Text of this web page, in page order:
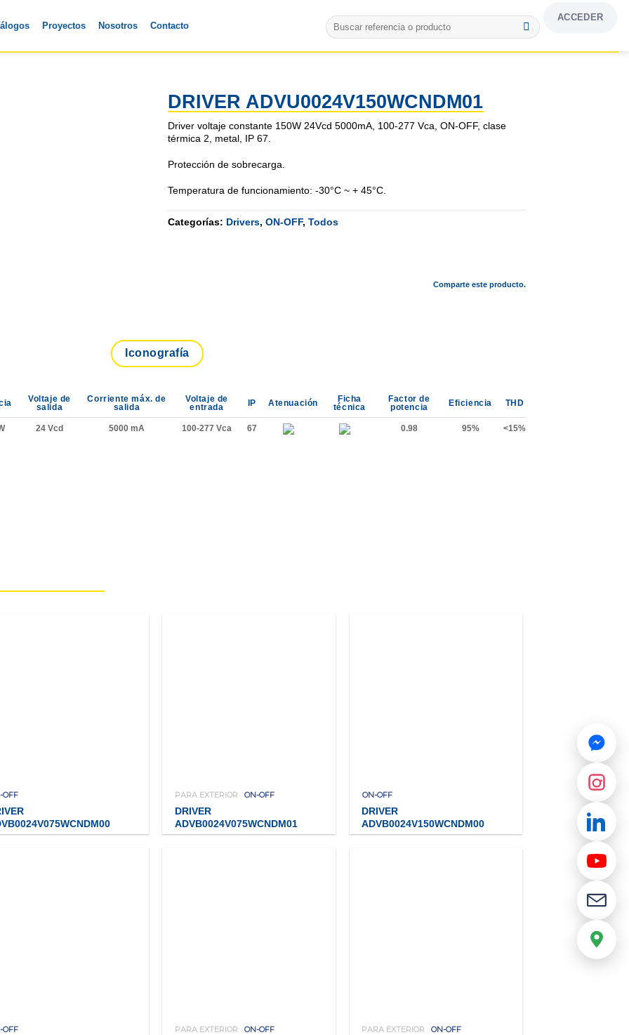
Proyectos Nosotros Contacto
Buscar
por:
ACCEDER
DRIVER ADVU0024V150WCNDM01
Driver voltaje constante 150W 24Vcd 5000mA, 100-277 Vca, ON-OFF, clase
térmica 2, metal, IP 67.
Protección de sobrecarga.
Temperatura de funcionamiento: -30°C ~ + 45°C.
Categorías: Drivers, ON-OFF, Todos
Comparte este producto.
Iconografía
Voltaje de
salida
Corriente máx. de
salida
Voltaje de
entrada
IP Atenuación
Ficha
técnica
Factor de
potencia
Eficiencia THD
24 Vcd 5000 mA 100-277 Vca 67 0.98 95% <15%
OFF PARA EXTERIOR ON-OFF
DRIVER
ADVB0024V075WCNDM01
ON-OFF
DRIVER
ADVB0024V150WCNDM00
OFF PARA EXTERIOR ON-OFF PARA EXTERIOR ON-OFF